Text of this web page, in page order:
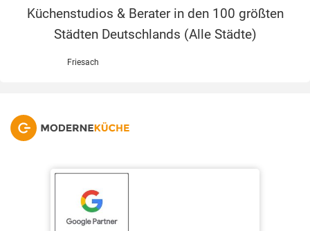
Küchenstudios & Berater in den 100 größten
Städten Deutschlands (Alle Städte)
Friesach